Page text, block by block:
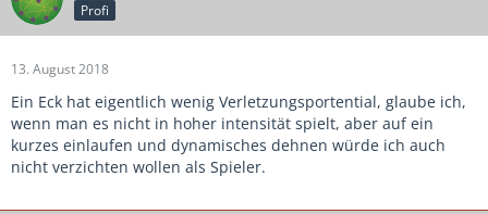
Profi
13. August 2018
Ein Eck hat eigentlich wenig Verletzungsportential, glaube ich,
wenn man es nicht in hoher intensität spielt, aber auf ein
kurzes einlaufen und dynamisches dehnen würde ich auch
nicht verzichten wollen als Spieler.